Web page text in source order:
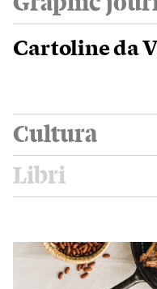
Cartoline da
Cultura
Libri